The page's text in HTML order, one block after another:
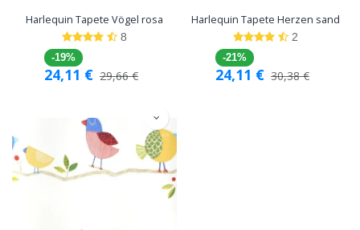
Harlequin Tapete Vögel rosa
8
-19%
24,11 € 29,66€
Harlequin Tapete Herzen sand
2
-21%
24,11 € 30,38€